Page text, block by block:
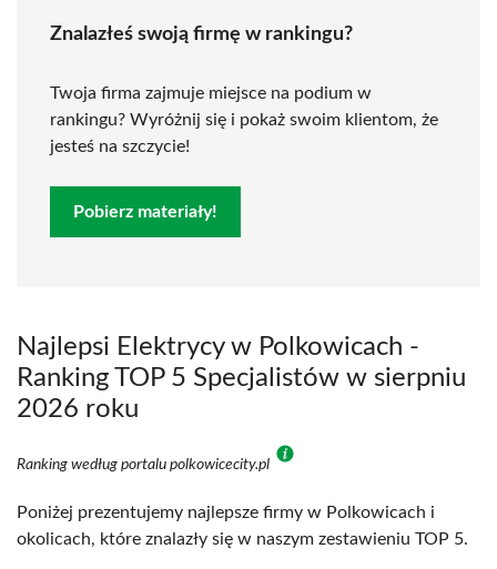
Znalazłeś swoją firmę w rankingu?
Twoja firma zajmuje miejsce na podium w
rankingu? Wyróżnij się i pokaż swoim klientom, że
jesteś na szczycie!
Pobierz materiały!
Najlepsi Elektrycy w Polkowicach -
Ranking TOP 5 Specjalistów w sierpniu
2026 roku
Ranking według portalu polkowicecity.pl
Poniżej prezentujemy najlepsze firmy w Polkowicach i
okolicach, które znalazły się w naszym zestawieniu TOP 5.